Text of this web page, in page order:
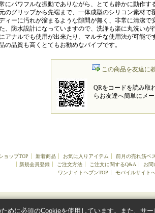
にパワフルな振動でありながら、とても静かに動作す
のグリップから先端まで、一体成型のシリコン素材で
ィーに汚れが溜まるような隙間が無く、非常に清潔で
、防水設計になっていますので、洗浄も楽に丸洗いが
アナルでも使用が出来たり、マルチな使用法が可能で
の品質も高くとてもお勧めなバイブです。
この商品を友達に
QRをコードを読み取
らお友達へ簡単にメ
ョップTOP 新着商品 お気に入りアイテム 前月の売れ筋ベ
新規会員登録
ご注文方法 ご注文に関するQ&A お問
ワンナイトヘブンTOP
モバイルサイト
めに必須のCookieを使用しています。また、サ